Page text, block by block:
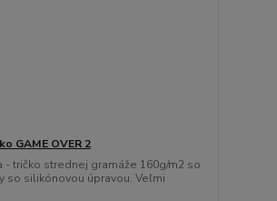
GAME OVER 2
- tričko strednej gramáže 160g/m2 so
so silikónovou úpravou. Veľmi